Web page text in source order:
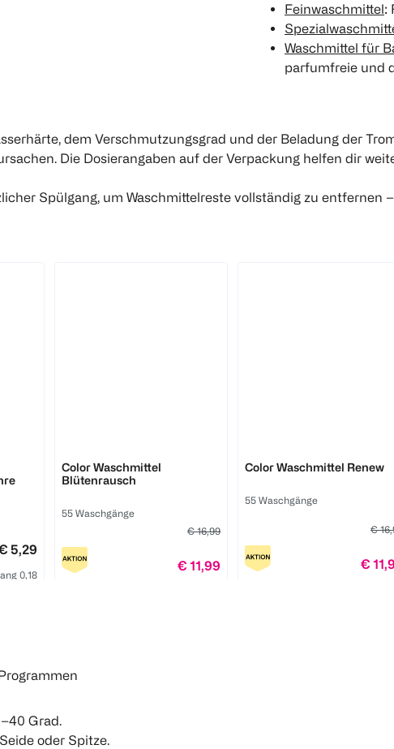
Feinwaschmittel:
Waschmittel für
parfumfreie und
dem Verschmutzungsgrad und der Beladung der
Die Dosierangaben auf der Verpackung helfen dir
Spülgang, um Waschmittelreste vollständig zu entfernen
5,29
0,18
Color Waschmittel
Blütenrausch
55 Waschgänge
€ 16,99
€ 11,99
Color Waschmittel Renew
55 Waschgänge
€
€
Grad.
oder Spitze.